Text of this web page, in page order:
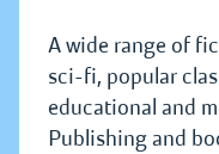
A wide range of
sci-fi, popular
educational and
Publishing and